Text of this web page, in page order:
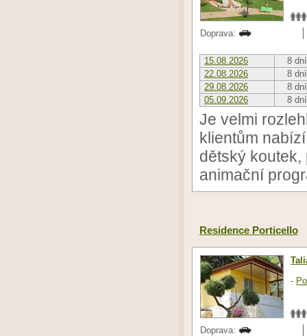
Doprava:
15.08.2026
8 dní
22.08.2026
8 dní
29.08.2026
8 dní
05.09.2026
8 dní
Je velmi
klientům
dětský
animační
Residence Porticello
-
Doprava: